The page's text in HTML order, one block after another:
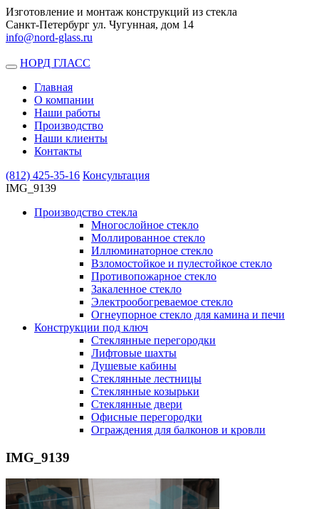
Изготовление и монтаж конструкций из стекла
Санкт-Петербург ул. Чугунная, дом 14
info@nord-glass.ru
Toggle
navigation
НОРД ГЛАСС
Главная
О компании
Наши работы
Производство
Наши клиенты
Контакты
(812) 425-35-16 Консультация
IMG_9139
Производство стекла
Многослойное стекло
Моллированное стекло
Иллюминаторное стекло
Взломостойкое и пулестойкое стекло
Противопожарное стекло
Закаленное стекло
Электрообогреваемое стекло
Огнеупорное стекло для камина и печи
Конструкции под ключ
Стеклянные перегородки
Лифтовые шахты
Душевые кабины
Cтеклянные лестницы
Cтеклянные козырьки
Cтеклянные двери
Офисные перегородки
Ограждения для балконов и кровли
IMG_9139